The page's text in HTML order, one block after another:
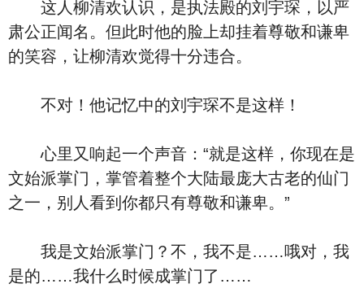
这人柳清欢认识，是执法殿的刘宇琛，以严
肃公正闻名。但此时他的脸上却挂着尊敬和谦卑
的笑容，让柳清欢觉得十分违合。
不对！他记忆中的刘宇琛不是这样！
心里又响起一个声音：“就是这样，你现在是
文始派掌门，掌管着整个大陆最庞大古老的仙门
之一，别人看到你都只有尊敬和谦卑。”
我是文始派掌门？不，我不是……哦对，我
是的……我什么时候成掌门了……